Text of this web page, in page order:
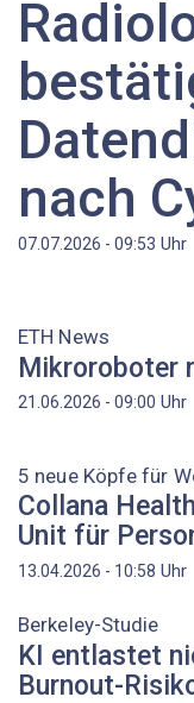
nach
07.07.2026 - 09:53 Uhr
ETH News
Mikroroboter
21.06.2026 - 09:00 Uhr
5 neue Köpfe für
Collana
Unit für
13.04.2026 - 10:58 Uhr
Berkeley-Studie
KI entlastet
Burnout-